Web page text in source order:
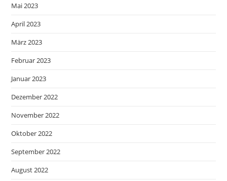
Mai 2023
April 2023
März 2023
Februar 2023
Januar 2023
Dezember 2022
November 2022
Oktober 2022
September 2022
August 2022